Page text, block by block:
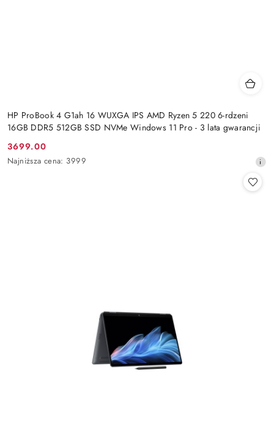
HP ProBook 4 G1ah 16 WUXGA IPS AMD Ryzen 5 220 6-rdzeni
16GB DDR5 512GB SSD NVMe Windows 11 Pro - 3 lata gwarancji
Cena
promocyjna:
3699.00
Najniższa
Najniższa cena: 3999